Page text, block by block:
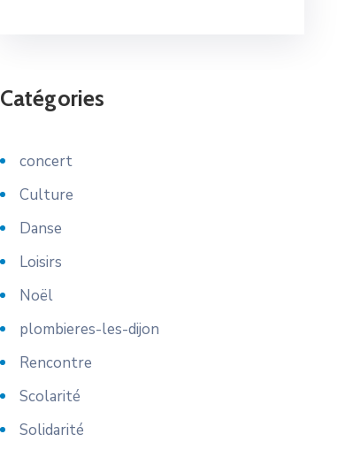
Catégories
concert
Culture
Danse
Loisirs
Noël
plombieres-les-dijon
Rencontre
Scolarité
Solidarité